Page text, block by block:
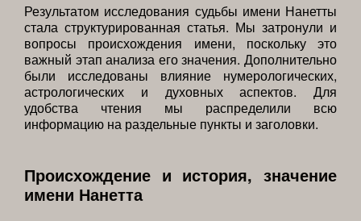
Результатом исследования судьбы имени Нанетты
стала структурированная статья. Мы затронули и
вопросы происхождения имени, поскольку это
важный этап анализа его значения. Дополнительно
были исследованы влияние нумерологических,
астрологических и духовных аспектов. Для
удобства чтения мы распределили всю
информацию на раздельные пункты и заголовки.
Происхождение и история, значение
имени Нанетта